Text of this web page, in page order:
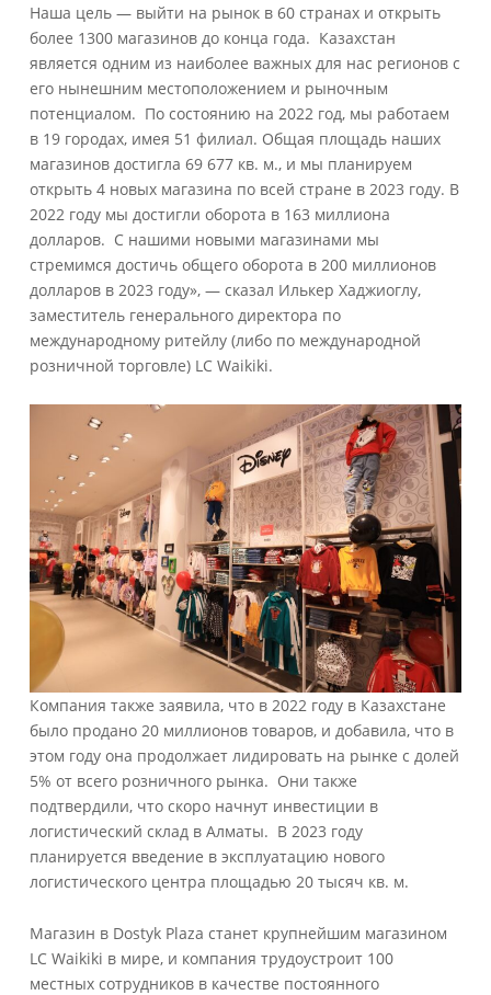
Наша цель — выйти на рынок в 60 странах и открыть
более 1300 магазинов до конца года. Казахстан
является одним из наиболее важных для нас регионов с
его нынешним местоположением и рыночным
потенциалом. По состоянию на 2022 год, мы работаем
в 19 городах, имея 51 филиал. Общая площадь наших
магазинов достигла 69 677 кв. м., и мы планируем
открыть 4 новых магазина по всей стране в 2023 году. В
2022 году мы достигли оборота в 163 миллиона
долларов. С нашими новыми магазинами мы
стремимся достичь общего оборота в 200 миллионов
долларов в 2023 году», — сказал Илькер Хаджиоглу,
заместитель генерального директора по
международному ритейлу (либо по международной
розничной торговле) LC Waikiki.
Компания также заявила, что в 2022 году в Казахстане
было продано 20 миллионов товаров, и добавила, что в
этом году она продолжает лидировать на рынке с долей
5% от всего розничного рынка. Они также
подтвердили, что скоро начнут инвестиции в
логистический склад в Алматы. В 2023 году
планируется введение в эксплуатацию нового
логистического центра площадью 20 тысяч кв. м.
Магазин в Dostyk Plaza станет крупнейшим магазином
LC Waikiki в мире, и компания трудоустроит 100
местных сотрудников в качестве постоянного